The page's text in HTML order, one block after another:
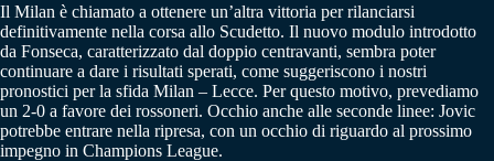
Il Milan è chiamato a ottenere un’altra vittoria per rilanciarsi
definitivamente nella corsa allo Scudetto. Il nuovo modulo introdotto
da Fonseca, caratterizzato dal doppio centravanti, sembra poter
continuare a dare i risultati sperati, come suggeriscono i nostri
pronostici per la sfida Milan – Lecce. Per questo motivo, prevediamo
un 2-0 a favore dei rossoneri. Occhio anche alle seconde linee: Jovic
potrebbe entrare nella ripresa, con un occhio di riguardo al prossimo
impegno in Champions League.